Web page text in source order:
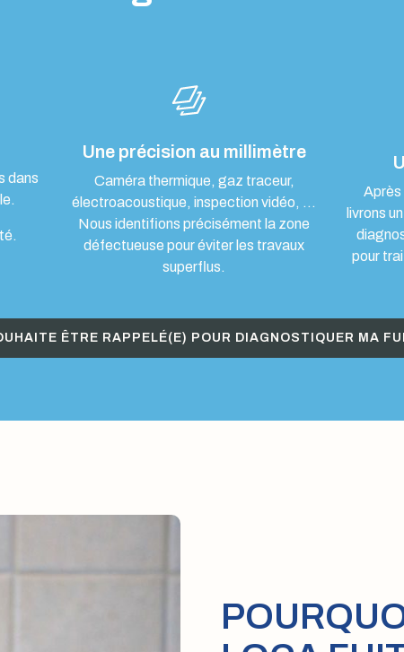
dans
Une précision au millimètre
Caméra thermique, gaz traceur,
électroacoustique, inspection vidéo, …
Nous identifions précisément la zone
défectueuse pour éviter les travaux
superflus.
Après
livrons
pour
ÊTRE RAPPELÉ(E) POUR DIAGNOSTIQUER MA